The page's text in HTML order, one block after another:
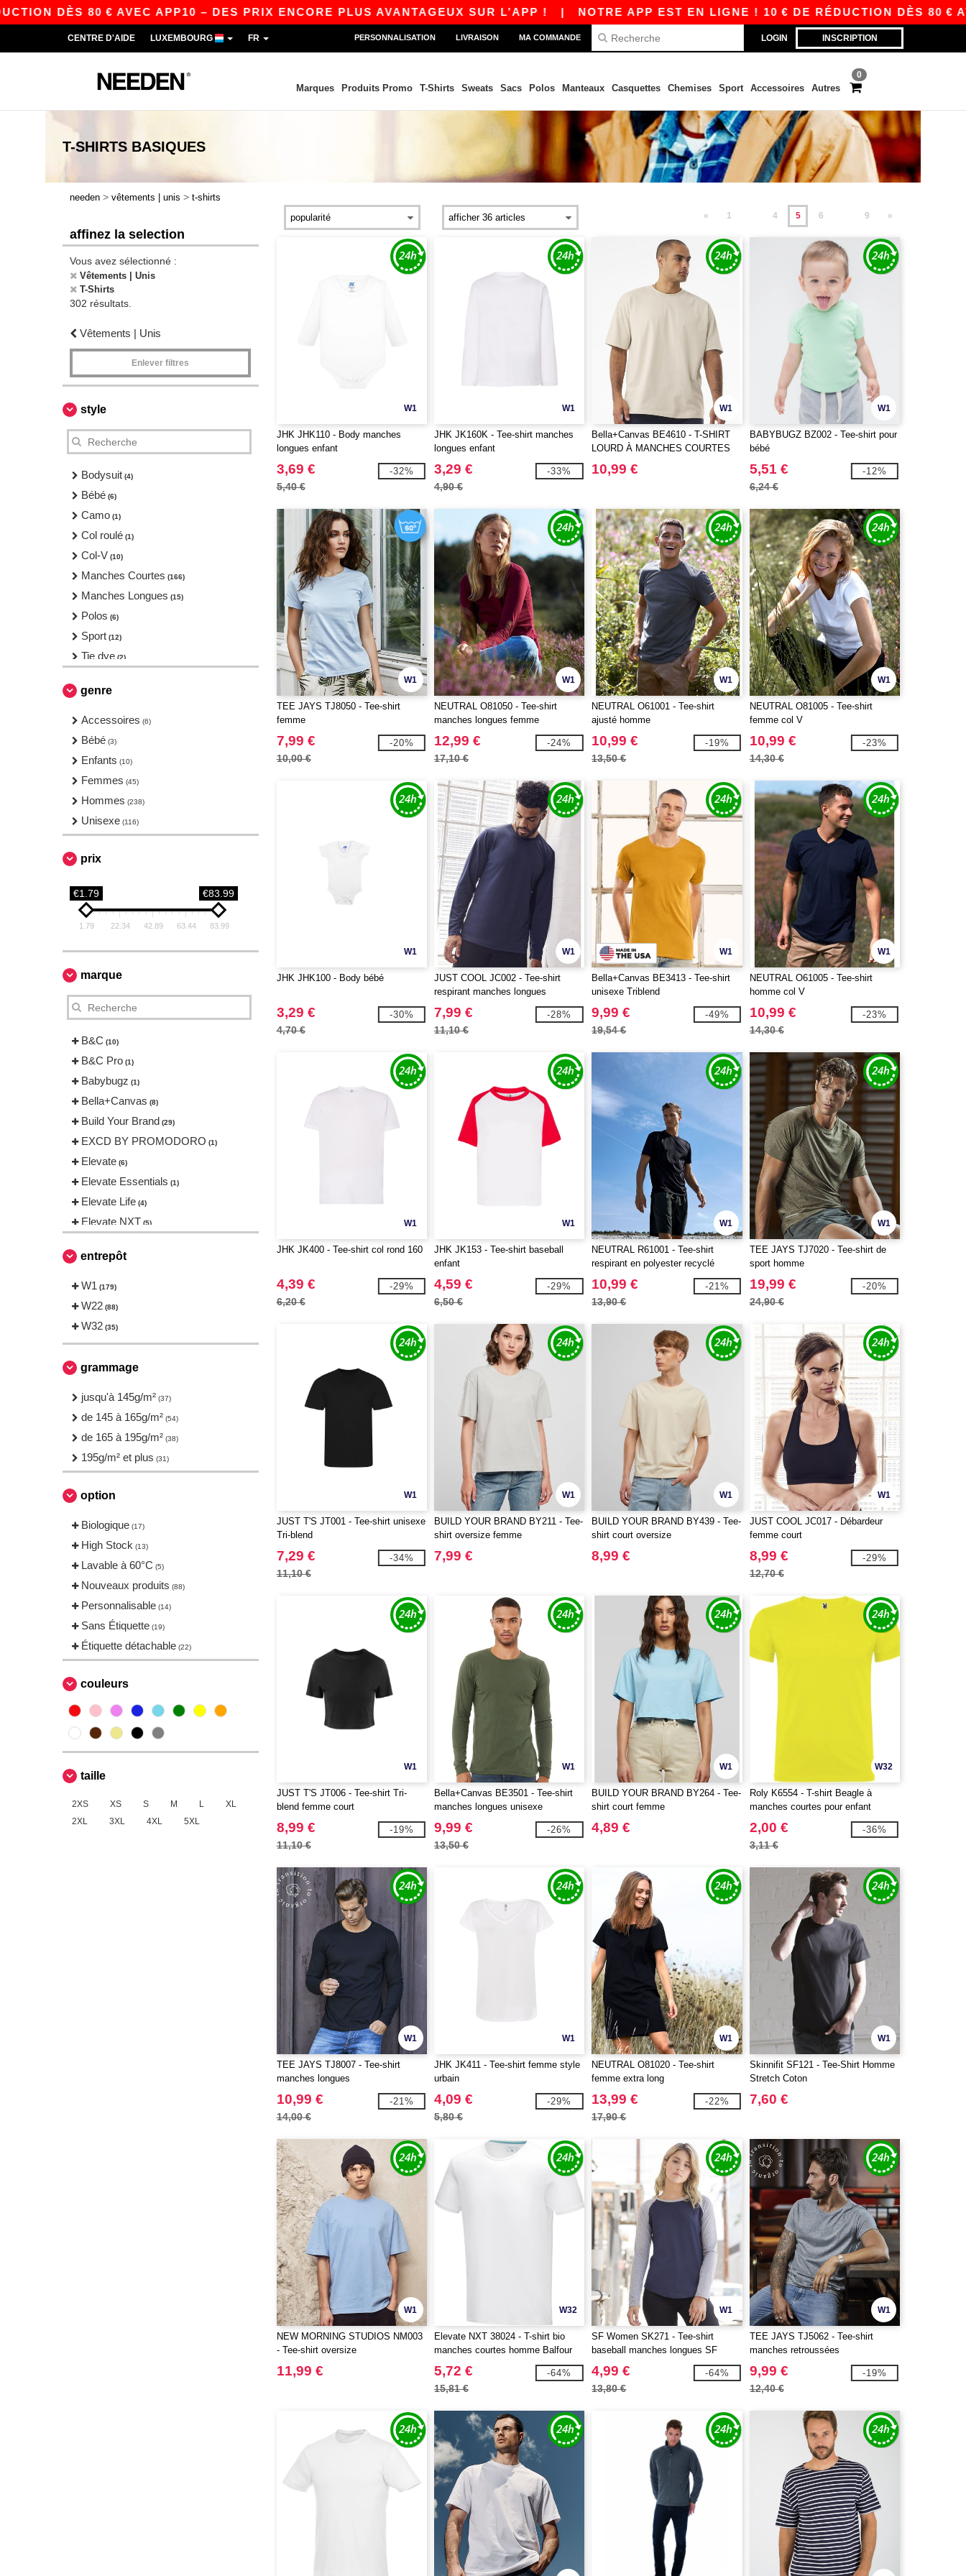
80 € AVEC APP10 – DES PRIX ENCORE PLUS AVANTAGEUX SUR L’APP !|NOTRE APP EST EN LIGNE ! 10 € DE RÉDUCTION DÈS 80 € AVEC
LOGIN INSCRIPTION
CENTRE D'AIDE LUXEMBOURG FR PERSONNALISATION LIVRAISON MA COMMANDE
0
Marques Produits Promo T-Shirts Sweats Sacs Polos Manteaux Casquettes Chemises Sport Accessoires Autres
T-SHIRTS BASIQUES
needen > vêtements | unis > t-shirts
affinez la selection
Vous avez sélectionné :
Vêtements | Unis
T-Shirts
302 résultats.
Vêtements | Unis
Enlever filtres
style
Bodysuit (4)
Bébé (6)
Camo (1)
Col roulé (1)
Col-V (10)
Manches Courtes (166)
Manches Longues (15)
Polos (6)
Sport (12)
Tie dye (2)
genre
Accessoires (6)
Bébé (3)
Enfants (10)
Femmes (45)
Hommes (238)
Unisexe (116)
prix
€1.79 €83.99
1.79 22.34 42.89 63.44 83.99
marque
B&C (10)
B&C Pro (1)
Babybugz (1)
Bella+Canvas (8)
Build Your Brand (29)
EXCD BY PROMODORO (1)
Elevate (6)
Elevate Essentials (1)
Elevate Life (4)
Elevate NXT (5)
(2)
Fruit of the Loom
Gildan
Herock
JUST T'S
Just Cool (9)
Larkwood (1)
NEW MORNING STUDIOS
Needen (88)
Neutral
Produkt JACK & JONES
SF Women
Sans Étiquette
Skinnifit (2)
Spiro
Stedman (1)
TIGER (1)
VELILLA
VESTI (5)
entrepôt
W1 (179)
W22 (88)
W32 (35)
grammage
jusqu'à 145g/m² (37)
de 145 à 165g/m² (54)
de 165 à 195g/m² (38)
195g/m² et plus (31)
option
Biologique (17)
High Stock (13)
Lavable à 60°C (5)
Nouveaux produits (88)
Personnalisable (14)
Sans Étiquette (19)
Étiquette détachable (22)
couleurs
taille
2XS XS S M L
XL
2XL
3XL 4XL 5XL
« 1 4 5 6 9 »
W1
JHK JHK110 - Body manches
longues enfant
3,69 €
5,40 €
-32%
W1
JHK JK160K - Tee-shirt manches
longues enfant
3,29 €
4,90 €
-33%
W1
Bella+Canvas BE4610 - T-SHIRT
LOURD À MANCHES COURTES
UNISEXE
10,99 €
W1
BABYBUGZ BZ002 - Tee-shirt pour
bébé
5,51 €
6,24 €
-12%
W1
TEE JAYS TJ8050 - Tee-shirt
femme
7,99 €
10,00 €
-20%
W1
NEUTRAL O81050 - Tee-shirt
manches longues femme
12,99 €
17,10 €
-24%
W1
NEUTRAL O61001 - Tee-shirt
ajusté homme
10,99 €
13,50 €
-19%
W1
NEUTRAL O81005 - Tee-shirt
femme col V
10,99 €
14,30 €
-23%
W1
JHK JHK100 - Body bébé
3,29 €
4,70 €
-30%
W1
JUST COOL JC002 - Tee-shirt
respirant manches longues
Neoteric™
7,99 €
11,10 €
-28%
W1
Bella+Canvas BE3413 - Tee-shirt
unisexe Triblend
9,99 €
19,54 €
-49%
W1
NEUTRAL O61005 - Tee-shirt
homme col V
10,99 €
14,30 €
-23%
W1
JHK JK400 - Tee-shirt col rond 160
4,39 €
6,20 €
-29%
W1
JHK JK153 - Tee-shirt baseball
enfant
4,59 €
6,50 €
-29%
W1
NEUTRAL R61001 - Tee-shirt
respirant en polyester recyclé
10,99 €
13,90 €
-21%
W1
TEE JAYS TJ7020 - Tee-shirt de
sport homme
19,99 €
24,90 €
-20%
W1
JUST T'S JT001 - Tee-shirt unisexe
Tri-blend
7,29 €
11,10 €
-34%
W1
BUILD YOUR BRAND BY211 - Tee-
shirt oversize femme
7,99 €
W1
BUILD YOUR BRAND BY439 - Tee-
shirt court oversize
8,99 €
W1
JUST COOL JC017 - Débardeur
femme court
8,99 €
12,70 €
-29%
W1
JUST T'S JT006 - Tee-shirt Tri-
blend femme court
8,99 €
11,10 €
-19%
W1
Bella+Canvas BE3501 - Tee-shirt
manches longues unisexe
9,99 €
13,50 €
-26%
W1
BUILD YOUR BRAND BY264 - Tee-
shirt court femme
4,89 €
W32
Roly K6554 - T-shirt Beagle à
manches courtes pour enfant
2,00 €
3,11 €
-36%
W1
TEE JAYS TJ8007 - Tee-shirt
manches longues
10,99 €
14,00 €
-21%
W1
JHK JK411 - Tee-shirt femme style
urbain
4,09 €
5,80 €
-29%
W1
NEUTRAL O81020 - Tee-shirt
femme extra long
13,99 €
17,90 €
-22%
W1
Skinnifit SF121 - Tee-Shirt Homme
Stretch Coton
7,60 €
W1
NEW MORNING STUDIOS NM003
- Tee-shirt oversize
11,99 €
W32
Elevate NXT 38024 - T-shirt bio
manches courtes homme Balfour
5,72 €
15,81 €
-64%
W1
SF Women SK271 - Tee-shirt
baseball manches longues SF
Women
4,99 €
13,80 €
-64%
W1
TEE JAYS TJ5062 - Tee-shirt
manches retroussées
9,99 €
12,40 €
-19%